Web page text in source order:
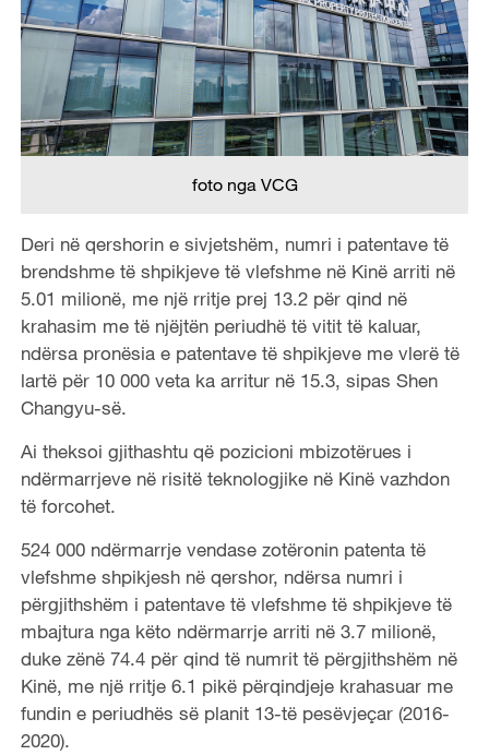
foto nga VCG
Deri në qershorin e sivjetshëm, numri i patentave të
brendshme të shpikjeve të vlefshme në Kinë arriti në
5.01 milionë, me një rritje prej 13.2 për qind në
krahasim me të njëjtën periudhë të vitit të kaluar,
ndërsa pronësia e patentave të shpikjeve me vlerë të
lartë për 10 000 veta ka arritur në 15.3, sipas Shen
Changyu-së.
Ai theksoi gjithashtu që pozicioni mbizotërues i
ndërmarrjeve në risitë teknologjike në Kinë vazhdon
të forcohet.
524 000 ndërmarrje vendase zotëronin patenta të
vlefshme shpikjesh në qershor, ndërsa numri i
përgjithshëm i patentave të vlefshme të shpikjeve të
mbajtura nga këto ndërmarrje arriti në 3.7 milionë,
duke zënë 74.4 për qind të numrit të përgjithshëm në
Kinë, me një rritje 6.1 pikë përqindjeje krahasuar me
fundin e periudhës së planit 13-të pesëvjeçar (2016-
2020).